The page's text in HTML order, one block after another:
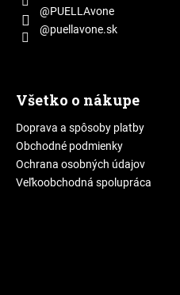
@PUELLAvone
@puellavone.sk
Všetko o nákupe
Doprava a spôsoby platby
Obchodné podmienky
Ochrana osobných údajov
Veľkoobchodná spolupráca